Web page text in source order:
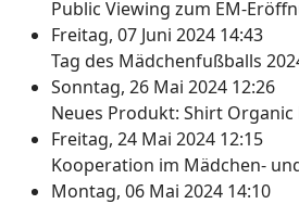
Public Viewing zum EM-
Freitag, 07 Juni 2024 14:43
Tag des Mädchenfußballs
Sonntag, 26 Mai 2024 12:26
Neues Produkt: Shirt Organic
Freitag, 24 Mai 2024 12:15
Kooperation im Mädchen-
Montag, 06 Mai 2024 14:10